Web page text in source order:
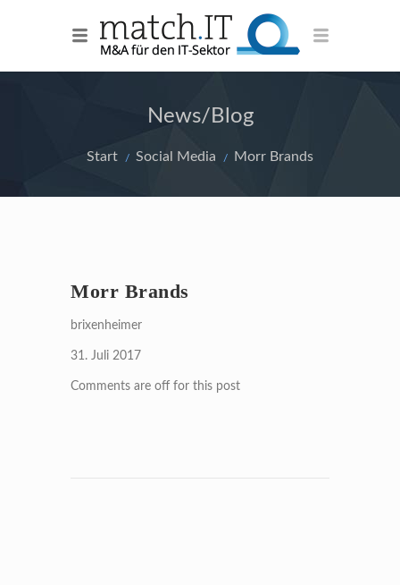
News/Blog
Start Social Media Morr Brands
Morr Brands
brixenheimer
31. Juli 2017
Comments are off for this post